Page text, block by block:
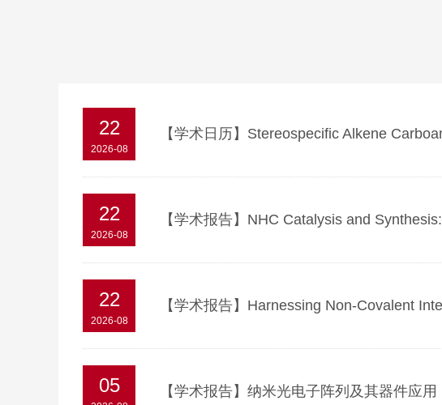
22
2026-08
【学术日历】Stereospecific Alkene
22
2026-08
【学术报告】NHC Catalysis and
22
2026-08
【学术报告】Harnessing Non-Covalent
05 【学术报告】纳米光电子阵列及其器件应用